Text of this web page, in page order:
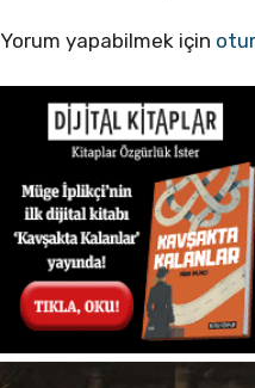
Yorum yapabilmek için